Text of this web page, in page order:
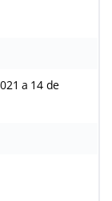
a 14 de